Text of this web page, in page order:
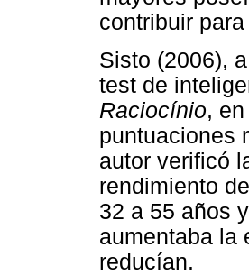
contribuir
Sisto (2006),
test de
Raciocínio,
puntuaciones
autor verificó
rendimiento
32 a 55 años
aumentaba la
reducían.